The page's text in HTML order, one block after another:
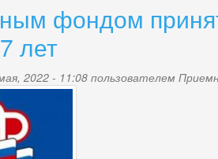
фондом
лет
2022 - 11:08 пользователем